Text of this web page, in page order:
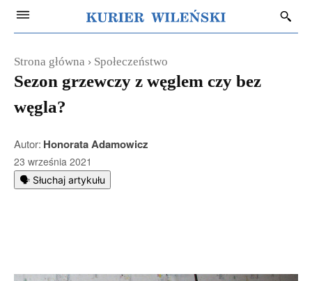
Strona główna Społeczeństwo
Sezon grzewczy z węglem czy bez
węgla?
Autor: Honorata Adamowicz
23 września 2021
🗣️ Słuchaj artykułu